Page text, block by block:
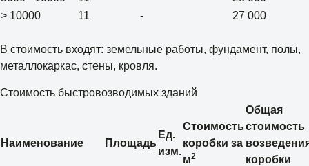
> 10000
11 - 27 000
В стоимость входят: земельные работы, фундамент, полы,
металлокаркас, стены, кровля.
Стоимость быстровозводимых зданий
Наименование Площадь
Ед.
изм.
Стоимость
коробки за
м2
Общая
стоимость
коробки